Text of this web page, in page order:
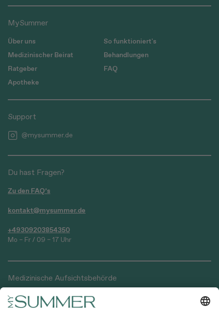
MySummer
Über uns
So funktioniert's
Medizinischer Beirat
Behandlungen
Ratgeber
FAQ
Apotheke
Support
@mysummer.de
Du hast Fragen?
Zu den FAQ’s
kontakt@mysummer.de
+49309203854350
Mo – Fr / 09 – 17 Uhr
Medizinische Aufsichtsbehörde